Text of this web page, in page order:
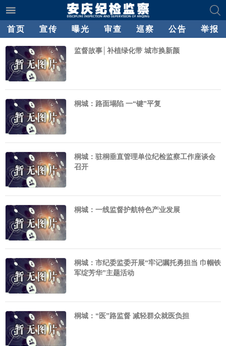
首页 宣传 曝光 审查 巡察 公告 举报
监督故事│补植绿化带 城市换新颜
桐城：路面塌陷 一“键”平复
桐城：驻桐垂直管理单位纪检监察工作座谈会
召开
桐城：一线监督护航特色产业发展
桐城：市纪委监委开展“牢记嘱托勇担当 巾帼铁
军绽芳华”主题活动
桐城：“医”路监督 减轻群众就医负担